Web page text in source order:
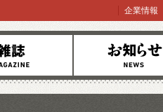
お知らせ
企業情報